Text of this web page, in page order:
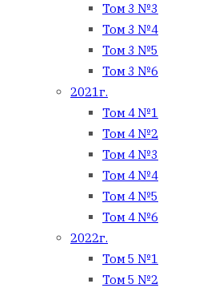
Том 3 №3
Том 3 №4
Том 3 №5
Том 3 №6
2021г.
Том 4 №1
Том 4 №2
Том 4 №3
Том 4 №4
Том 4 №5
Том 4 №6
2022г.
Том 5 №1
Том 5 №2